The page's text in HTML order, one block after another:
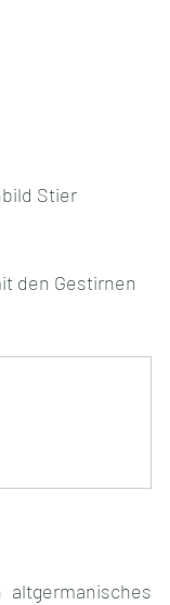
Stier
den Gestirnen